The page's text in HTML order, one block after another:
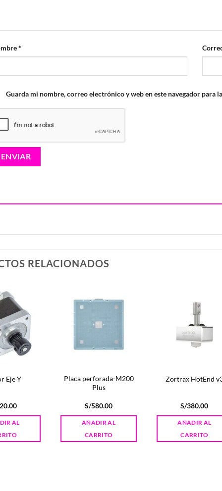
*
Guarda mi nombre, correo electrónico y web en este navegador para
RELACIONADOS
Eje Y
AL
Placa perforada-M200
Plus
S/580.00
AÑADIR AL
CARRITO
Zortrax HotEnd
S/380.00
AÑADIR AL
CARRITO